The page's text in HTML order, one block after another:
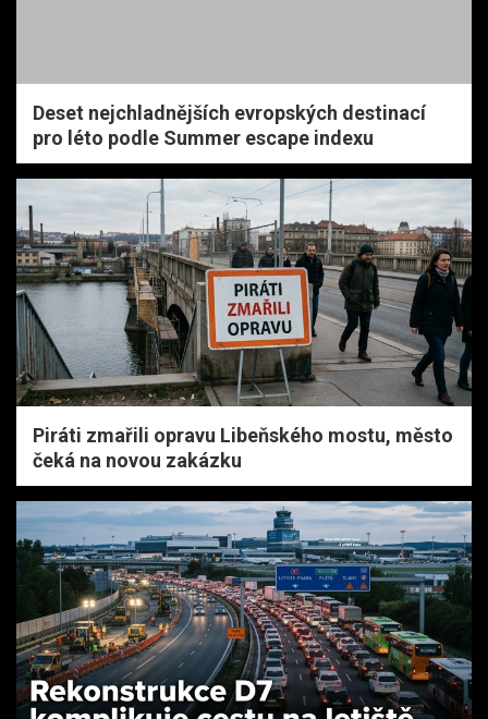
Deset nejchladnějších evropských destinací
pro léto podle Summer escape indexu
Piráti zmařili opravu Libeňského mostu, město
čeká na novou zakázku